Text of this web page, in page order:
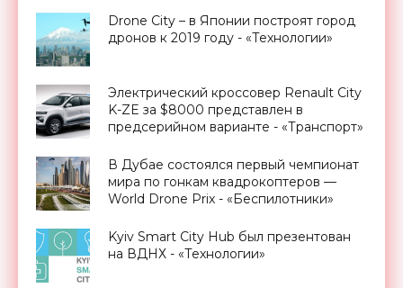
Drone City – в Японии построят город
дронов к 2019 году - «Технологии»
Электрический кроссовер Renault City
K-ZE за $8000 представлен в
предсерийном варианте - «Транспорт»
В Дубае состоялся первый чемпионат
мира по гонкам квадрокоптеров —
World Drone Prix - «Беспилотники»
Kyiv Smart City Hub был презентован
на ВДНХ - «Технологии»